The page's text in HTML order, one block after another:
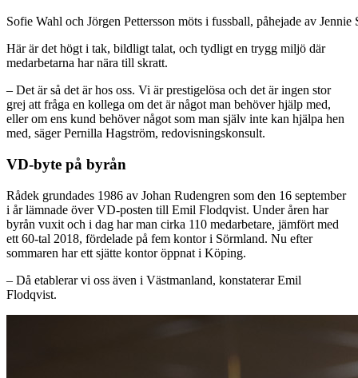
Sofie Wahl och Jörgen Pettersson möts i fussball, påhejade av
Här är det högt i tak, bildligt talat, och tydligt en trygg miljö där
medarbetarna har nära till skratt.
– Det är så det är hos oss. Vi är prestigelösa och det är ingen stor
grej att fråga en kollega om det är något man behöver hjälp med,
eller om ens kund behöver något som man själv inte kan hjälpa hen
med, säger Pernilla Hagström, redovisningskonsult.
VD-byte på byrån
Rådek grundades 1986 av Johan Rudengren som den 16 september
i år lämnade över VD-posten till Emil Flodqvist. Under åren har
byrån vuxit och i dag har man cirka 110 medarbetare, jämfört med
ett 60-tal 2018, fördelade på fem kontor i Sörmland. Nu efter
sommaren har ett sjätte kontor öppnat i Köping.
– Då etablerar vi oss även i Västmanland, konstaterar Emil
Flodqvist.